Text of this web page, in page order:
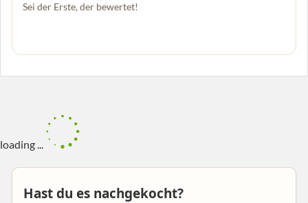
Sei der Erste, der bewertet!
loading ...
Hast du es nachgekocht?